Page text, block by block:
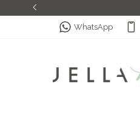
WhatsApp